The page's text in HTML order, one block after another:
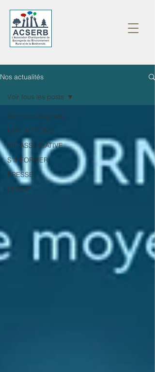
Nos actualités
Voir tous les posts
NOS ACTIONS
VIE ASSOCIATIVE
S'INFORMER
PRESSE
CLIMAT
Voir tous les posts